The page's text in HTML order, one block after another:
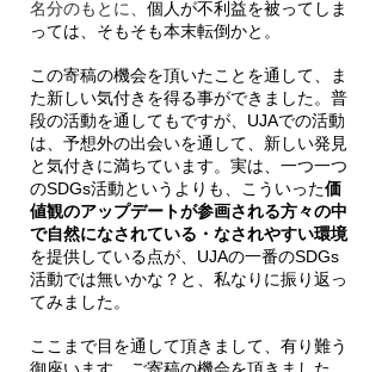
名分のもとに、 個人が不利益を被ってしま
っては、そもそも本末転倒かと。
この寄稿の機会を頂いたことを通して、ま
た新しい気付きを得る事ができました。普
段の活動を通してもですが、UJAでの活動
は、予想外の出会いを通して、新しい発見
と気付きに満ちています。実は、一つ一つ
のSDGs活動というよりも、こういった価
値観のアップデートが参画される方々の中
で自然になされている・なされやすい環境
を提供している点が、UJAの一番のSDGs
活動では無いかな？と、私なりに振り返っ
てみました。
ここまで目を通して頂きまして、有り難う